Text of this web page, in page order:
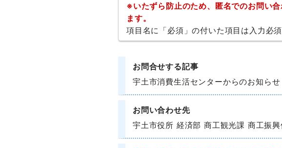
※いたずら防止のため、匿名でのお問い
ます。
項目名に「必須」の付いた項目は入力必須
お問合せする記事
宇土市消費生活センターからのお知らせ
お問い合わせ先
宇土市役所 経済部 商工観光課 商工振興